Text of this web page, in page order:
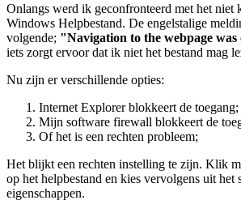
Onlangs werd ik geconfronteerd met het niet
Windows Helpbestand. De engelstalige
volgende; "Navigation to the webpage was
iets zorgt ervoor dat ik niet het bestand mag
Nu zijn er verschillende opties:
Internet Explorer blokkeert de toegang;
Mijn software firewall blokkeert de
Of het is een rechten probleem;
Het blijkt een rechten instelling te zijn. Klik
op het helpbestand en kies vervolgens uit het
eigenschappen.